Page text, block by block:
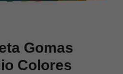
Gomas
Colores